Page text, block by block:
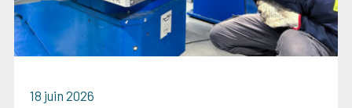
18 juin 2026